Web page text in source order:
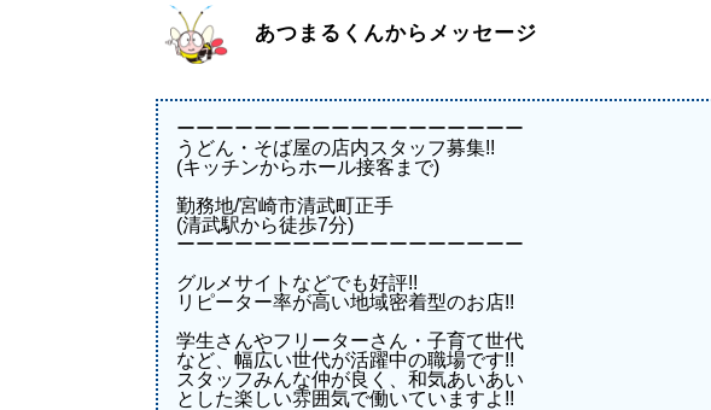
あつまるくんからメッセージ
ーーーーーーーーーーーーーーーーーー
うどん・そば屋の店内スタッフ募集!!
(キッチンからホール接客まで)
勤務地/宮崎市清武町正手
(清武駅から徒歩7分)
ーーーーーーーーーーーーーーーーーー
グルメサイトなどでも好評!!
リピーター率が高い地域密着型のお店!!
学生さんやフリーターさん・子育て世代
など、幅広い世代が活躍中の職場です!!
スタッフみんな仲が良く、和気あいあい
とした楽しい雰囲気で働いていますよ!!